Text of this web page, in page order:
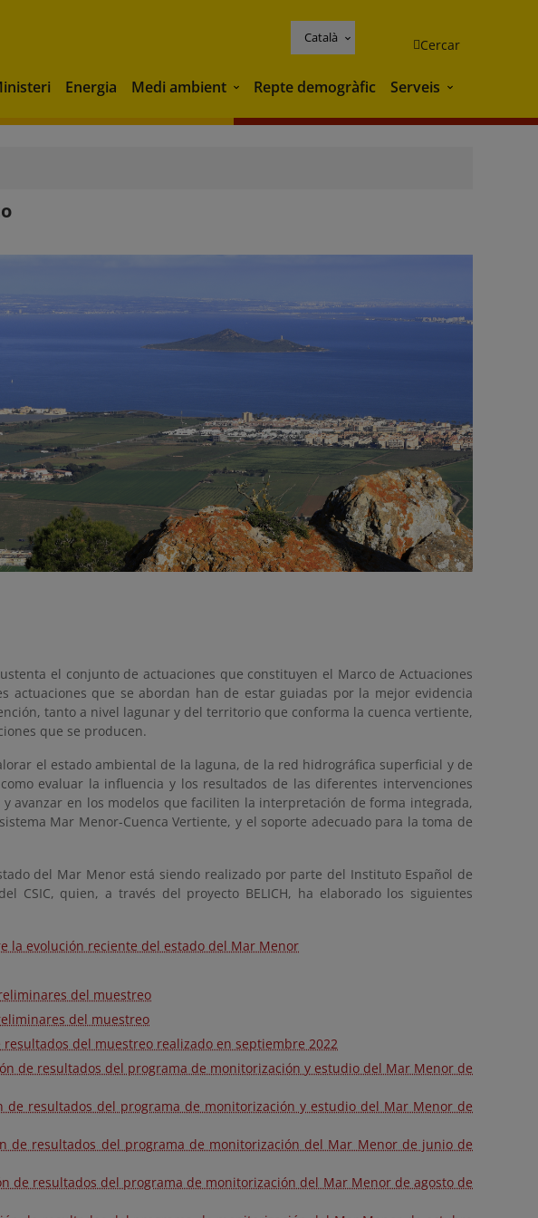
Català Cercar
Energia Medi ambient Medi ambient
Repte demogràfic Serveis Serveis
el conjunto de actuaciones que constituyen el Marco de Actuaciones
actuaciones que se abordan han de estar guiadas por la mejor evidencia
tanto a nivel lagunar y del territorio que conforma la cuenca vertiente,
que se producen.
el estado ambiental de la laguna, de la red hidrográfica superficial y de
evaluar la influencia y los resultados de las diferentes intervenciones
avanzar en los modelos que faciliten la interpretación de forma integrada,
Mar Menor-Cuenca Vertiente, y el soporte adecuado para la toma de
del Mar Menor está siendo realizado por parte del Instituto Español de
CSIC, quien, a través del proyecto BELICH, ha elaborado los siguientes
la evolución reciente del estado del Mar Menor
del muestreo
del muestreo
del muestreo realizado en septiembre 2022
de resultados del programa de monitorización y estudio del Mar Menor de
de resultados del programa de monitorización y estudio del Mar Menor de
de resultados del programa de monitorización del Mar Menor de junio de
de resultados del programa de monitorización del Mar Menor de agosto de